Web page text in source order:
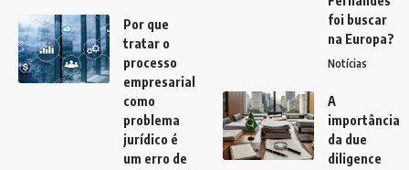
Por que
tratar o
processo
empresarial
como
problema
jurídico é
um erro de
foi buscar
na Europa?
Notícias
A
importância
da due
diligence